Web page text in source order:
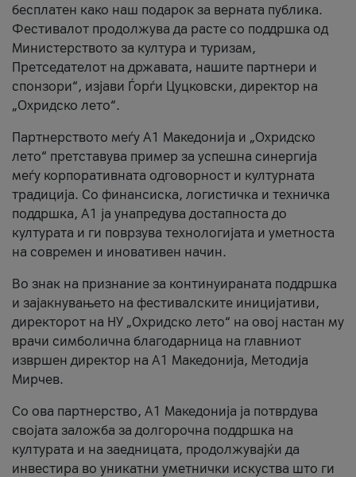
бесплатен како наш подарок за верната публика.
Фестивалот продолжува да расте со поддршка од
Министерството за култура и туризам,
Претседателот на државата, нашите партнери и
спонзори“, изјави Ѓорѓи Цуцковски, директор на
„Охридско лето“.
Партнерството меѓу A1 Македонија и „Охридско
лето“ претставува пример за успешна синергија
меѓу корпоративната одговорност и културната
традиција. Со финансиска, логистичка и техничка
поддршка, A1 ја унапредува достапноста до
културата и ги поврзува технологијата и уметноста
на современ и иновативен начин.
Во знак на признание за континуираната поддршка
и зајакнувањето на фестивалските иницијативи,
директорот на НУ „Охридско лето“ на овој настан му
врачи симболична благодарница на главниот
извршен директор на A1 Македонија, Методија
Мирчев.
Со ова партнерство, A1 Македонија ја потврдува
својата заложба за долгорочна поддршка на
културата и на заедницата, продолжувајќи да
инвестира во уникатни уметнички искуства што ги